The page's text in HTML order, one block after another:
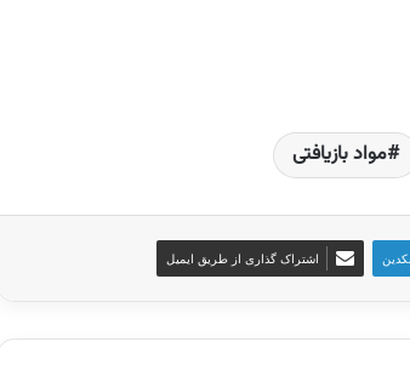
مواد بازیافتی
اشتراک گذاری از طریق ایمیل